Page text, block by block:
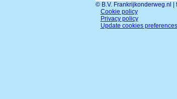
© B.V. Frankrijkonderweg.nl
Cookie policy
Privacy policy
Update cookies preferences